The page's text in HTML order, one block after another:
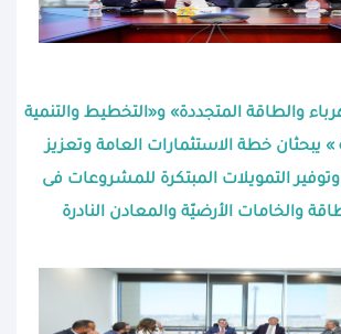
والطاقة المتجددة» و«التخطيط والتنمية
» يبحثان خطة الاستثمارات العامة وتعزيز
التمويلات المبتكرة للمشروعات فى
والخامات الأرضيّة والمعادن النادرة